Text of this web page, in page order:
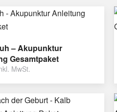
– Akupunktur
Gesamtpaket
MwSt.